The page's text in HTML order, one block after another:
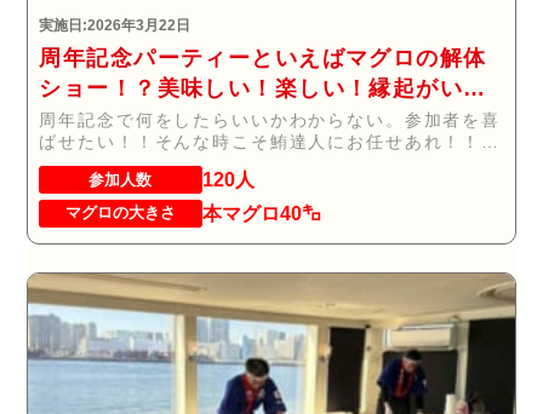
実施日:2026年3月22日
周年記念パーティーといえばマグロの解体
ショー！？美味しい！楽しい！縁起がい
い！
周年記念で何をしたらいいかわからない。参加者を喜
ばせたい！！そんな時こそ鮪達人にお任せあれ！！！
...
参加人数 120人
マグロの大きさ 本マグロ40㌔